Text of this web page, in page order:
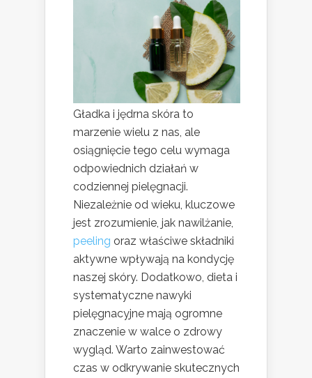
Gładka i jędrna skóra to
marzenie wielu z nas, ale
osiągnięcie tego celu wymaga
odpowiednich działań w
codziennej pielęgnacji.
Niezależnie od wieku, kluczowe
jest zrozumienie, jak nawilżanie,
peeling oraz właściwe składniki
aktywne wpływają na kondycję
naszej skóry. Dodatkowo, dieta i
systematyczne nawyki
pielęgnacyjne mają ogromne
znaczenie w walce o zdrowy
wygląd. Warto zainwestować
czas w odkrywanie skutecznych